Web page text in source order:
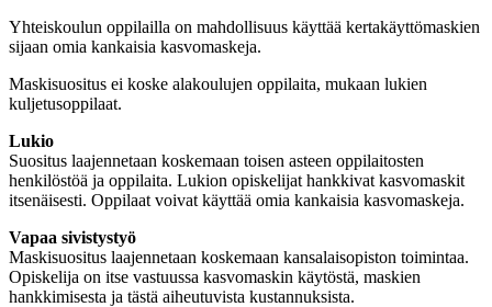
Yhteiskoulun oppilailla on mahdollisuus käyttää kertakäyttömaskien
sijaan omia kankaisia kasvomaskeja.
Maskisuositus ei koske alakoulujen oppilaita, mukaan lukien
kuljetusoppilaat.
Lukio
Suositus laajennetaan koskemaan toisen asteen oppilaitosten
henkilöstöä ja oppilaita. Lukion opiskelijat hankkivat kasvomaskit
itsenäisesti. Oppilaat voivat käyttää omia kankaisia kasvomaskeja.
Vapaa sivistystyö
Maskisuositus laajennetaan koskemaan kansalaisopiston toimintaa.
Opiskelija on itse vastuussa kasvomaskin käytöstä, maskien
hankkimisesta ja tästä aiheutuvista kustannuksista.